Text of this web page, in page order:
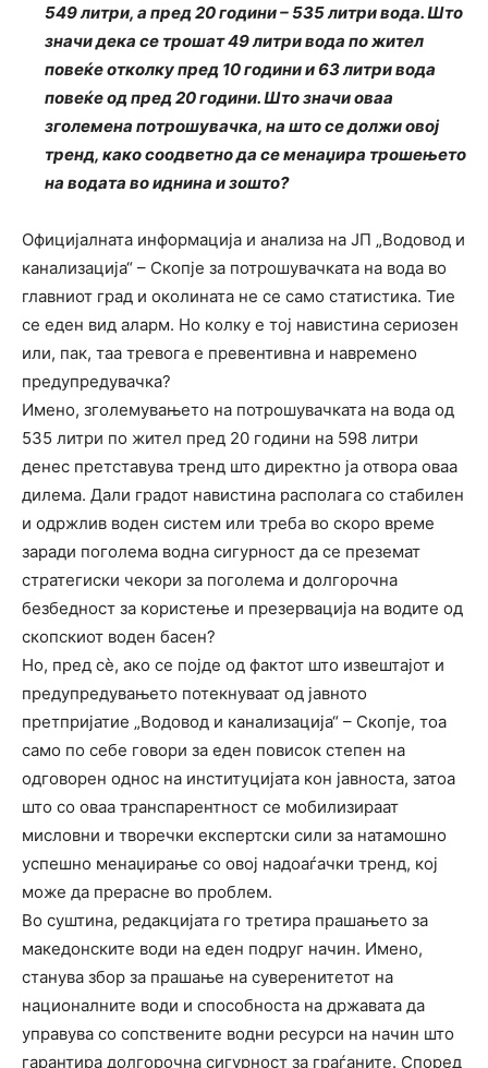
549 литри, а пред 20 години – 535 литри вода. Што
значи дека се трошат 49 литри вода по жител
повеќе отколку пред 10 години и 63 литри вода
повеќе од пред 20 години. Што значи оваа
зголемена потрошувачка, на што се должи овој
тренд, како соодветно да се менаџира трошењето
на водата во иднина и зошто?
Официјалната информација и анализа на ЈП „Водовод и
канализација“ – Скопје за потрошувачката на вода во
главниот град и околината не се само статистика. Тие
се еден вид аларм. Но колку е тој навистина сериозен
или, пак, таа тревога е превентивна и навремено
предупредувачка?
Имено, зголемувањето на потрошувачката на вода од
535 литри по жител пред 20 години на 598 литри
денес претставува тренд што директно ја отвора оваа
дилема. Дали градот навистина располага со стабилен
и одржлив воден систем или треба во скоро време
заради поголема водна сигурност да се преземат
стратегиски чекори за поголема и долгорочна
безбедност за користење и презервација на водите од
скопскиот воден басен?
Но, пред сѐ, ако се појде од фактот што извештајот и
предупредувањето потекнуваат од јавното
претпријатие „Водовод и канализација“ – Скопје, тоа
само по себе говори за еден повисок степен на
одговорен однос на институцијата кон јавноста, затоа
што со оваа транспарентност се мобилизираат
мисловни и творечки експертски сили за натамошно
успешно менаџирање со овој надоаѓачки тренд, кој
може да прерасне во проблем.
Во суштина, редакцијата го третира прашањето за
македонските води на еден подруг начин. Имено,
станува збор за прашање на суверенитетот на
националните води и способноста на државата да
управува со сопствените водни ресурси на начин што
гарантира долгорочна сигурност за граѓаните. Според